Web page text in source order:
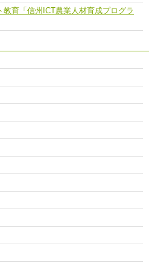
教育「信州ICT農業人材育成プログラ